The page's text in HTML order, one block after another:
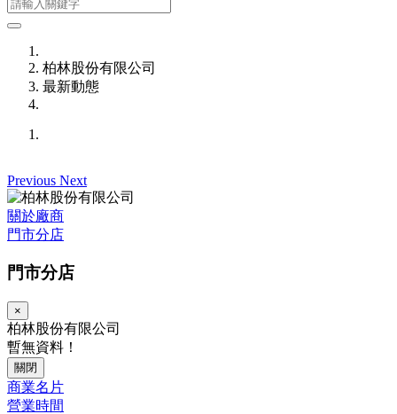
柏林股份有限公司
最新動態
Previous Next
關於廠商
門市分店
門市分店
×
柏林股份有限公司
暫無資料！
關閉
商業名片
營業時間